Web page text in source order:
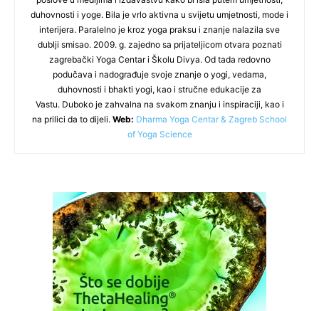
duhovnosti i yoge. Bila je vrlo aktivna u svijetu umjetnosti, mode i
interijera. Paralelno je kroz yoga praksu i znanje nalazila sve
dublji smisao. 2009. g. zajedno sa prijateljicom otvara poznati
zagrebački Yoga Centar i Školu Divya. Od tada redovno
podučava i nadograđuje svoje znanje o yogi, vedama,
duhovnosti i bhakti yogi, kao i stručne edukacije za
Vastu. Duboko je zahvalna na svakom znanju i inspiraciji, kao i
na prilici da to dijeli. Web: Dharma Yoga Centar & Zagreb School
of Yoga Science